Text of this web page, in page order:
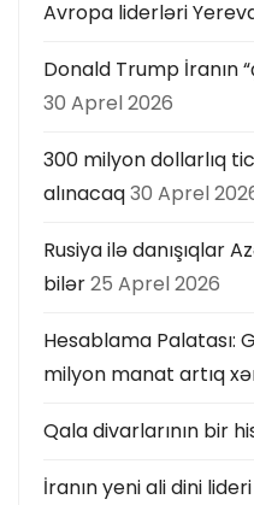
Avropa liderləri
Donald Trump İranın
30 Aprel 2026
300 milyon dollarlıq
alınacaq30 Aprel
Rusiya ilə danışıqlar
bilər25 Aprel 2026
Hesablama Palatası:
milyon manat artıq
Qala divarlarının bir
İranın yeni ali dini